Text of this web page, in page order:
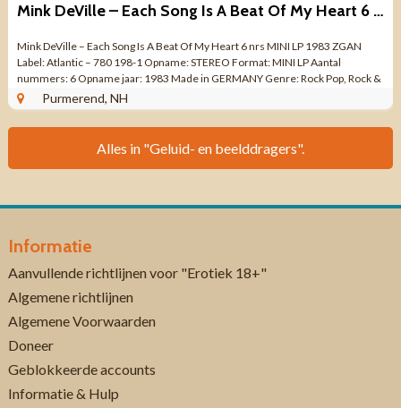
Mink DeVille – Each Song Is A Beat Of My Heart 6 nrs MINI LP ZG
Mink DeVille – Each Song Is A Beat Of My Heart 6 nrs MINI LP 1983 ZGAN
Label: Atlantic – 780 198-1 Opname: STEREO Format: MINI LP Aantal
nummers: 6 Opname jaar: 1983 Made in GERMANY Genre: Rock Pop, Rock &
...
Purmerend, NH
Alles in "Geluid- en beelddragers".
Informatie
Aanvullende richtlijnen voor "Erotiek 18+"
Algemene richtlijnen
Algemene Voorwaarden
Doneer
Geblokkeerde accounts
Informatie & Hulp